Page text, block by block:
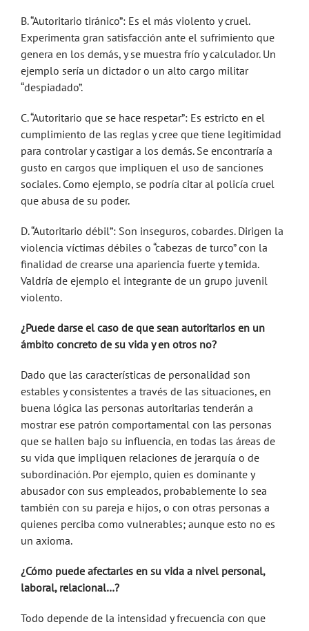
B. “Autoritario tiránico”: Es el más violento y cruel.
Experimenta gran satisfacción ante el sufrimiento que
genera en los demás, y se muestra frío y calculador. Un
ejemplo sería un dictador o un alto cargo militar
“despiadado”.
C. “Autoritario que se hace respetar”: Es estricto en el
cumplimiento de las reglas y cree que tiene legitimidad
para controlar y castigar a los demás. Se encontraría a
gusto en cargos que impliquen el uso de sanciones
sociales. Como ejemplo, se podría citar al policía cruel
que abusa de su poder.
D. “Autoritario débil”: Son inseguros, cobardes. Dirigen la
violencia víctimas débiles o “cabezas de turco” con la
finalidad de crearse una apariencia fuerte y temida.
Valdría de ejemplo el integrante de un grupo juvenil
violento.
¿Puede darse el caso de que sean autoritarios en un
ámbito concreto de su vida y en otros no?
Dado que las características de personalidad son
estables y consistentes a través de las situaciones, en
buena lógica las personas autoritarias tenderán a
mostrar ese patrón comportamental con las personas
que se hallen bajo su influencia, en todas las áreas de
su vida que impliquen relaciones de jerarquía o de
subordinación. Por ejemplo, quien es dominante y
abusador con sus empleados, probablemente lo sea
también con su pareja e hijos, o con otras personas a
quienes perciba como vulnerables; aunque esto no es
un axioma.
¿Cómo puede afectarles en su vida a nivel personal,
laboral, relacional…?
Todo depende de la intensidad y frecuencia con que